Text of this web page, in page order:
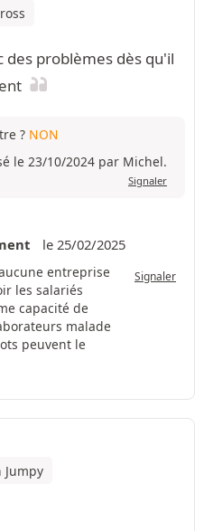
problèmes dès qu'il
? NON
le 23/10/2024 par Michel.
Signaler
le 25/02/2025
entreprise
les salariés
capacité de
malade
peuvent le
Signaler
Jumpy